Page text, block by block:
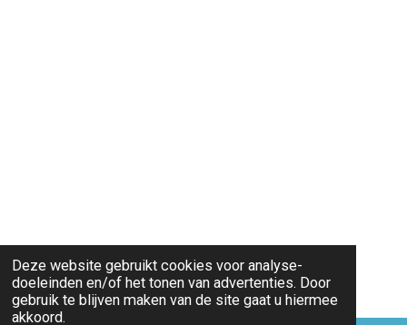
Deze website gebruikt cookies voor analyse-
doeleinden en/of het tonen van advertenties. Door
gebruik te blijven maken van de site gaat u hiermee
akkoord.